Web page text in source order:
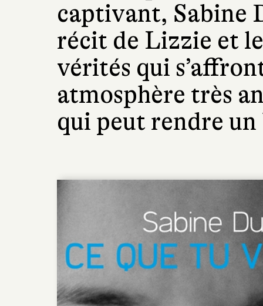
captivant, Sabine
récit de Lizzie et
vérités qui
atmosphère très
qui peut rendre